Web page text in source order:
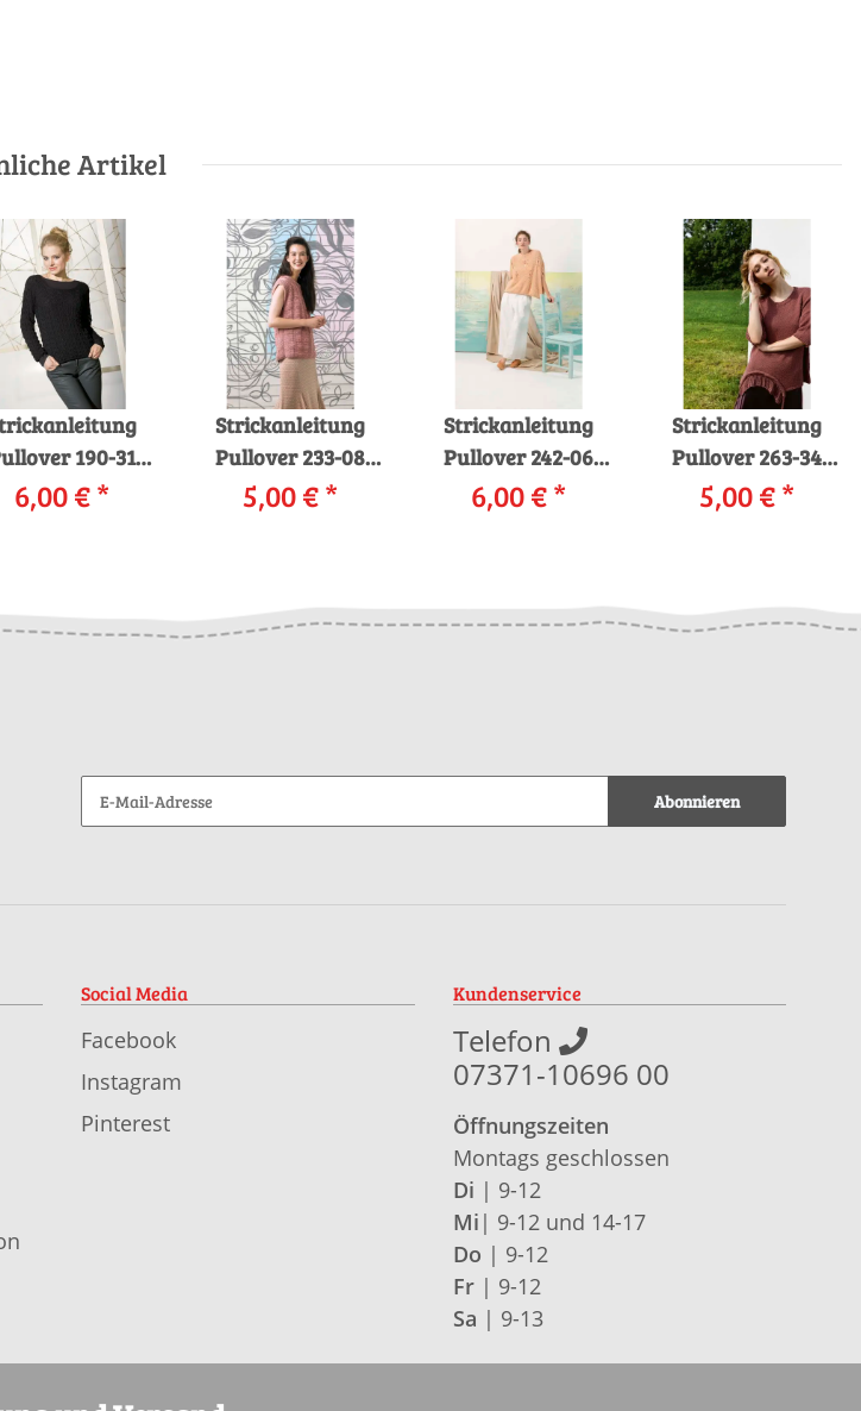
Artikel
190-31
LANGYARNS
400 LACE
6,00 €*
Strickanleitung
Pullover 233-08
LANGYARNS
GRANDE als
5,00 €*
Strickanleitung
Pullover 242-06
LANGYARNS
EOWYN als
6,00 €*
Strickanleitung
Pullover 263-34
LANGYARNS
DIVINA als
5,00 €*
Abonnieren
Social Media
Facebook
Instagram
Pinterest
Kundenservice
Telefon
07371-10696 00
Öffnungszeiten
Montags geschlossen
Di | 9-12
Mi | 9-12 und 14-17
Do | 9-12
Fr| 9-12
Sa | 9-13